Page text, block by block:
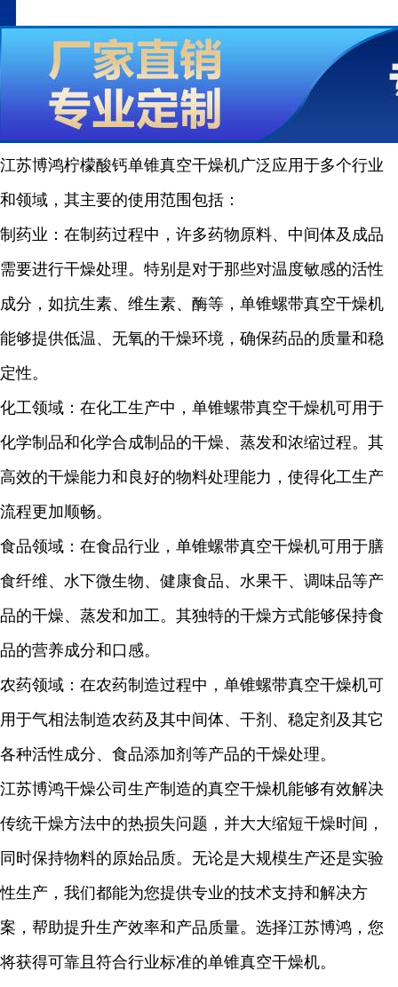
江苏博鸿柠檬酸钙单锥真空干燥机广泛应用于多个行业
和领域，其主要的使用范围包括：
制药业：在制药过程中，许多药物原料、中间体及成品
需要进行干燥处理。特别是对于那些对温度敏感的活性
成分，如抗生素、维生素、酶等，单锥螺带真空干燥机
能够提供低温、无氧的干燥环境，确保药品的质量和稳
定性。
化工领域：在化工生产中，单锥螺带真空干燥机可用于
化学制品和化学合成制品的干燥、蒸发和浓缩过程。其
高效的干燥能力和良好的物料处理能力，使得化工生产
流程更加顺畅。
食品领域：在食品行业，单锥螺带真空干燥机可用于膳
食纤维、水下微生物、健康食品、水果干、调味品等产
品的干燥、蒸发和加工。其独特的干燥方式能够保持食
品的营养成分和口感。
农药领域：在农药制造过程中，单锥螺带真空干燥机可
用于气相法制造农药及其中间体、干剂、稳定剂及其它
各种活性成分、食品添加剂等产品的干燥处理。
江苏博鸿干燥公司生产制造的真空干燥机能够有效解决
传统干燥方法中的热损失问题，并大大缩短干燥时间，
同时保持物料的原始品质。无论是大规模生产还是实验
性生产，我们都能为您提供专业的技术支持和解决方
案，帮助提升生产效率和产品质量。选择江苏博鸿，您
将获得可靠且符合行业标准的单锥真空干燥机。